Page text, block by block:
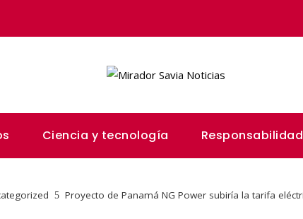
Ciencia y tecnología
Proyecto de Panamá NG Power subiría la tarifa